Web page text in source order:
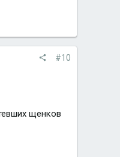
#10
щенков